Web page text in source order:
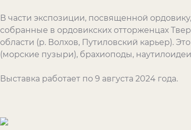
В части экспозиции, посвященной
собранные в ордовикских отторженцах
области (р. Волхов, Путиловский карьер).
(морские пузыри), брахиоподы,
Выставка работает по 9 августа 2024 года.